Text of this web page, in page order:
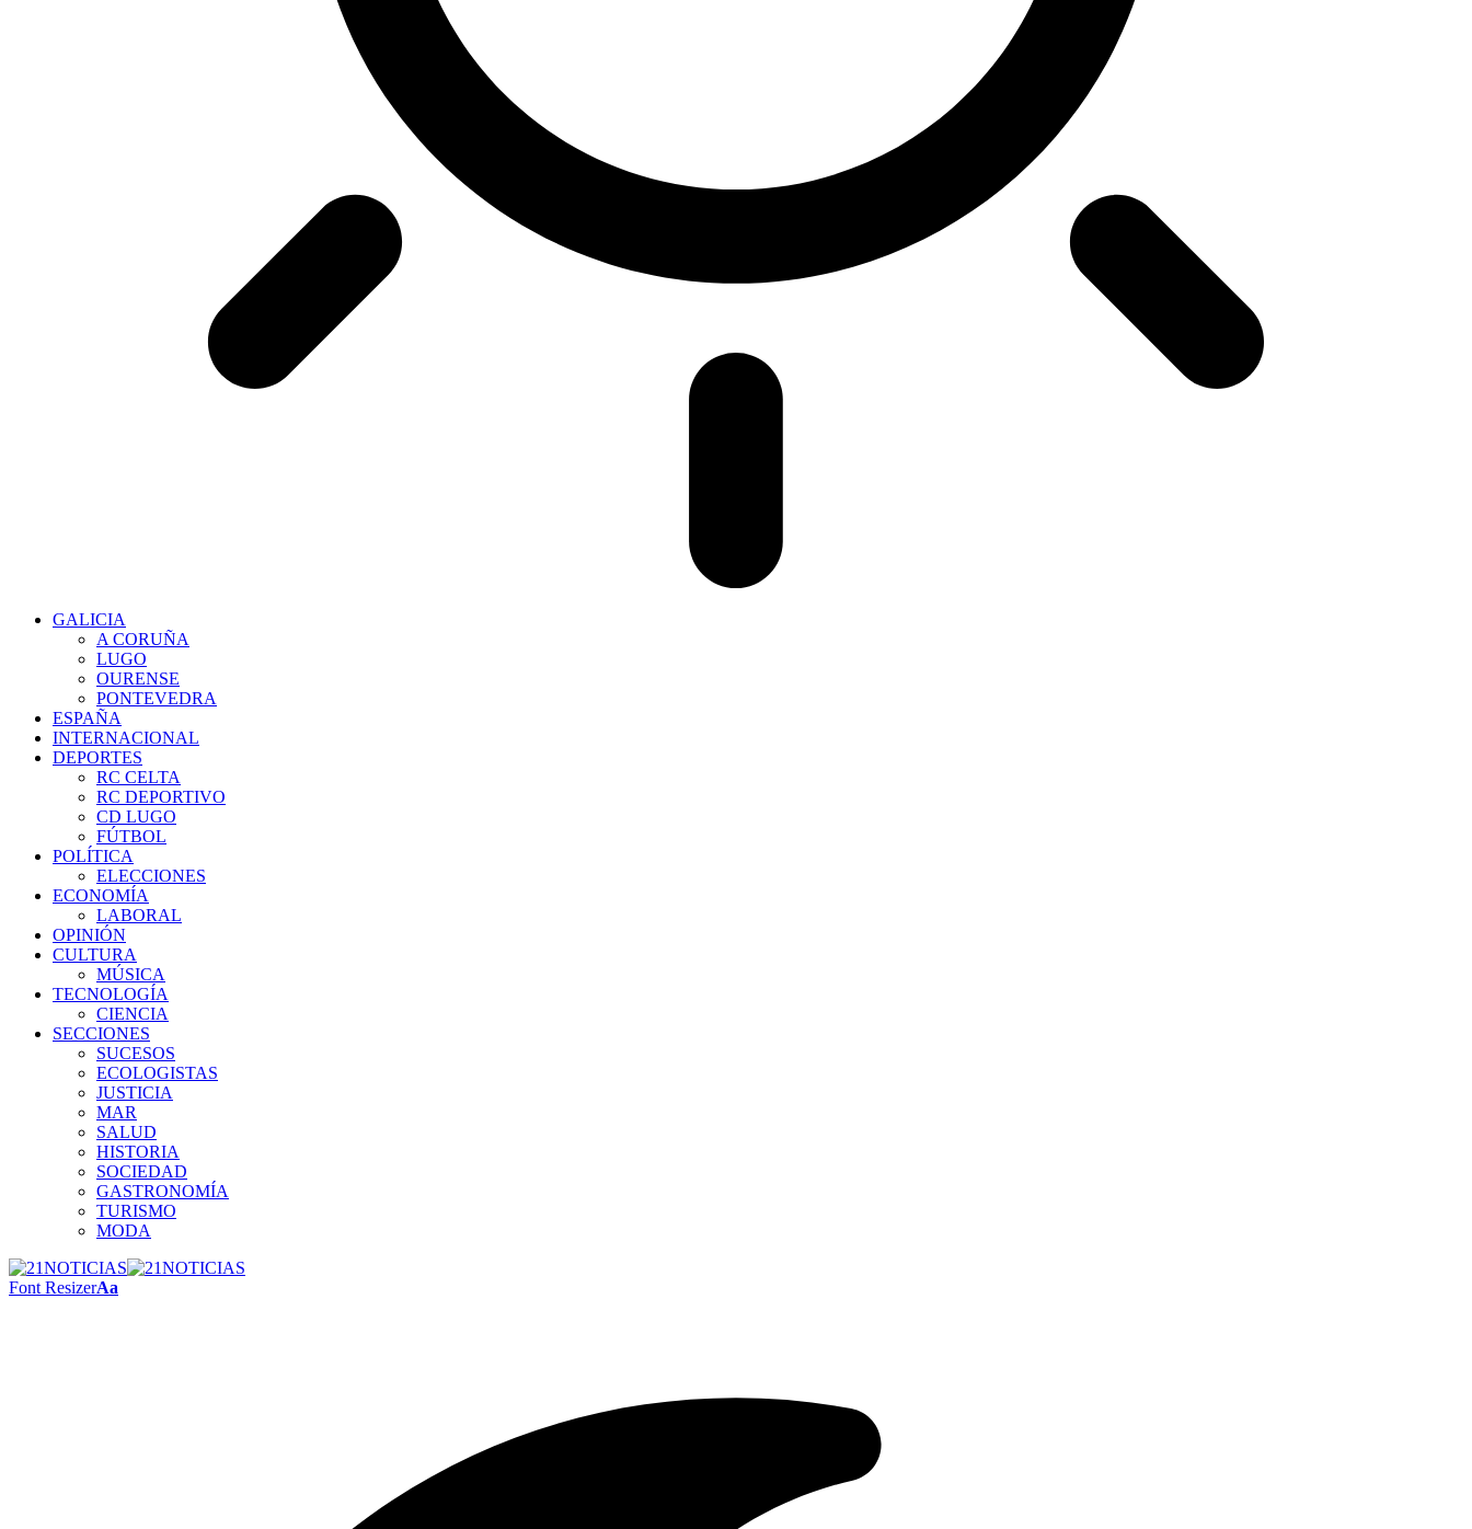
GALICIA
A CORUÑA
LUGO
OURENSE
PONTEVEDRA
ESPAÑA
INTERNACIONAL
DEPORTES
RC CELTA
RC DEPORTIVO
CD LUGO
FÚTBOL
POLÍTICA
ELECCIONES
ECONOMÍA
LABORAL
OPINIÓN
CULTURA
MÚSICA
TECNOLOGÍA
CIENCIA
SECCIONES
SUCESOS
ECOLOGISTAS
JUSTICIA
MAR
SALUD
HISTORIA
SOCIEDAD
GASTRONOMÍA
TURISMO
MODA
Font ResizerAa